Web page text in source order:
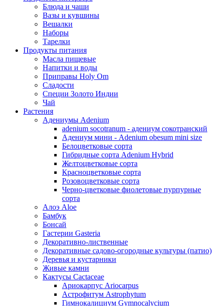
Блюда и чаши
Вазы и кувшины
Вешалки
Наборы
Тарелки
Продукты питания
Масла пищевые
Напитки и воды
Приправы Holy Om
Сладости
Специи Золото Индии
Чай
Растения
Адениумы Adenium
adenium socotranum - адениум сокотранский
Адениум мини - Adenium obesum mini size
Белоцветковые сорта
Гибридные сорта Adenium Hybrid
Желтоцветковые сорта
Красноцветковые сорта
Розовоцветковые сорта
Черно-цветковые фиолетовые пурпурные
сорта
Алоэ Aloe
Бамбук
Бонсай
Гастерии Gasteria
Декоративно-лиственные
Декоративные садово-огородные культуры (патио)
Деревья и кустарники
Живые камни
Кактусы Cactaceae
Ариокарпус Ariocarpus
Астрофитум Astrophytum
Гимнокалициум Gymnocalycium